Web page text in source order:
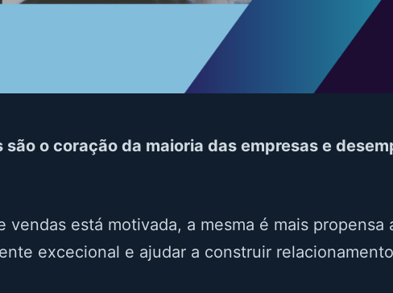
o coração da maioria das empresas e
vendas está motivada, a mesma é mais
excecional e ajudar a construir